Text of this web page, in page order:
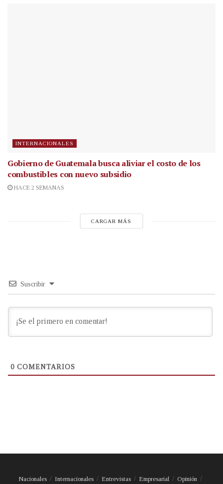
INTERNACIONALES
Gobierno de Guatemala busca aliviar el costo de los
combustibles con nuevo subsidio
HACE 2 SEMANAS
CARGAR MÁS
Suscribir
0 COMENTARIOS
Nacionales Internacionales Entrevistas Empresarial Opinión